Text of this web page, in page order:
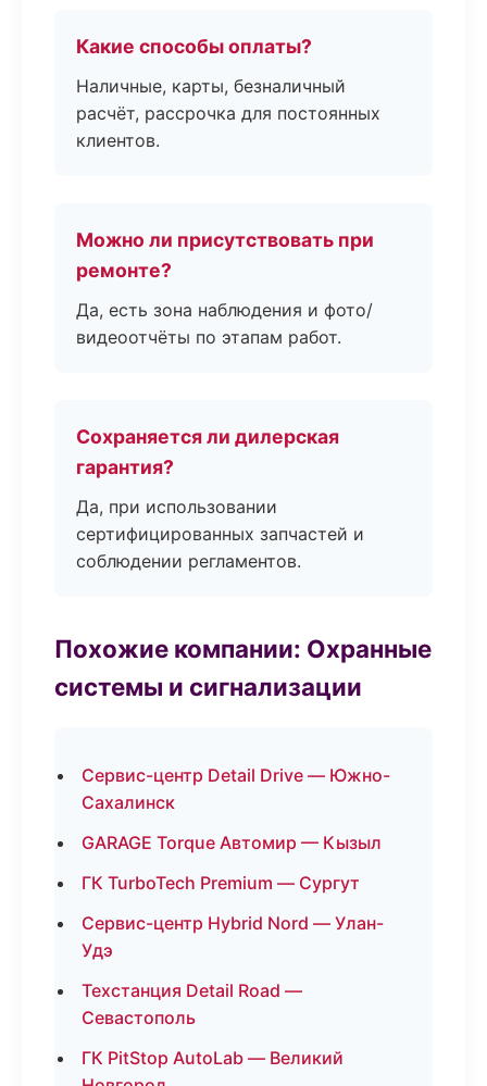
Какие способы оплаты?
Наличные, карты, безналичный
расчёт, рассрочка для постоянных
клиентов.
Можно ли присутствовать при
ремонте?
Да, есть зона наблюдения и фото/
видеоотчёты по этапам работ.
Сохраняется ли дилерская
гарантия?
Да, при использовании
сертифицированных запчастей и
соблюдении регламентов.
Похожие компании: Охранные
системы и сигнализации
Сервис-центр Detail Drive — Южно-
Сахалинск
GARAGE Torque Автомир — Кызыл
ГК TurboTech Premium — Сургут
Сервис-центр Hybrid Nord — Улан-
Удэ
Техстанция Detail Road —
Севастополь
ГК PitStop AutoLab — Великий